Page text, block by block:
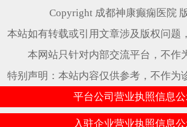
Copyright 成都神康癫痫医院
本站如有转载或引用文章涉及版权问题
本网站只针对内部交流平台，不作
特别声明：本站内容仅供参考，不作为
平台公司营业执照信息
入驻企业营业执照信息